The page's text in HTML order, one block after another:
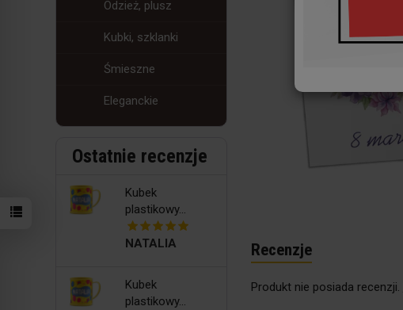
Recenzje
Produkt nie posiada recenzji.
Odzież, plusz
Kubki, szklanki
Śmieszne
Eleganckie
Ostatnie recenzje
Kubek
plastikowy...
NATALIA
Kubek
plastikowy...